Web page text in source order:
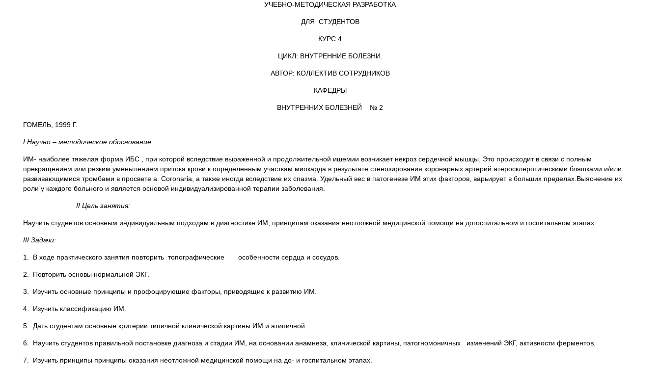
УЧЕБНО-МЕТОДИЧЕСКАЯ РАЗРАБОТКА
ДЛЯ СТУДЕНТОВ
КУРС 4
ЦИКЛ: ВНУТРЕННИЕ БОЛЕЗНИ.
АВТОР: КОЛЛЕКТИВ СОТРУДНИКОВ
КАФЕДРЫ
ВНУТРЕННИХ БОЛЕЗНЕЙ № 2
ГОМЕЛЬ, 1999 Г.
I Научно – методическое обоснование
ИМ- наиболее тяжелая форма ИБС , при которой вследствие выраженной и продолжительной ишемии возникает некроз сердечной мышцы. Это происходит в связи с полным
прекращением или резким уменьшением притока крови к определенным участкам миокарда в результате стенозирования коронарных артерий атеросклеротическими бляшками и/или
развивающимися тромбами в просвете a. Coronaria, а также иногда вследствие их спазма. Удельный вес в патогенезе ИМ этих факторов, варьирует в больших пределах.Выяснение их
роли у каждого больного и является основой индивидуализированной терапии заболевания.
II Цель занятия:
Научить студентов основным индивидуальным подходам в диагностике ИМ, принципам оказания неотложной медицинской помощи на догоспитальном и госпитальном этапах.
III Задачи:
1. В ходе практического занятия повторить топографические особенности сердца и сосудов.
2. Повторить основы нормальной ЭКГ.
3. Изучить основные принципы и профоцирующие факторы, приводящие к развитию ИМ.
4. Изучить классификацию ИМ.
5. Дать студентам основные критерии типичной клинической картины ИМ и атипичной.
6. Научить студентов правильной постановке диагноза и стадии ИМ, на основании анамнеза, клинической картины, патогномоничных изменений ЭКГ, активности ферментов.
7. Изучить принципы принципы оказания неотложной медицинской помощи на до- и госпитальном этапах.